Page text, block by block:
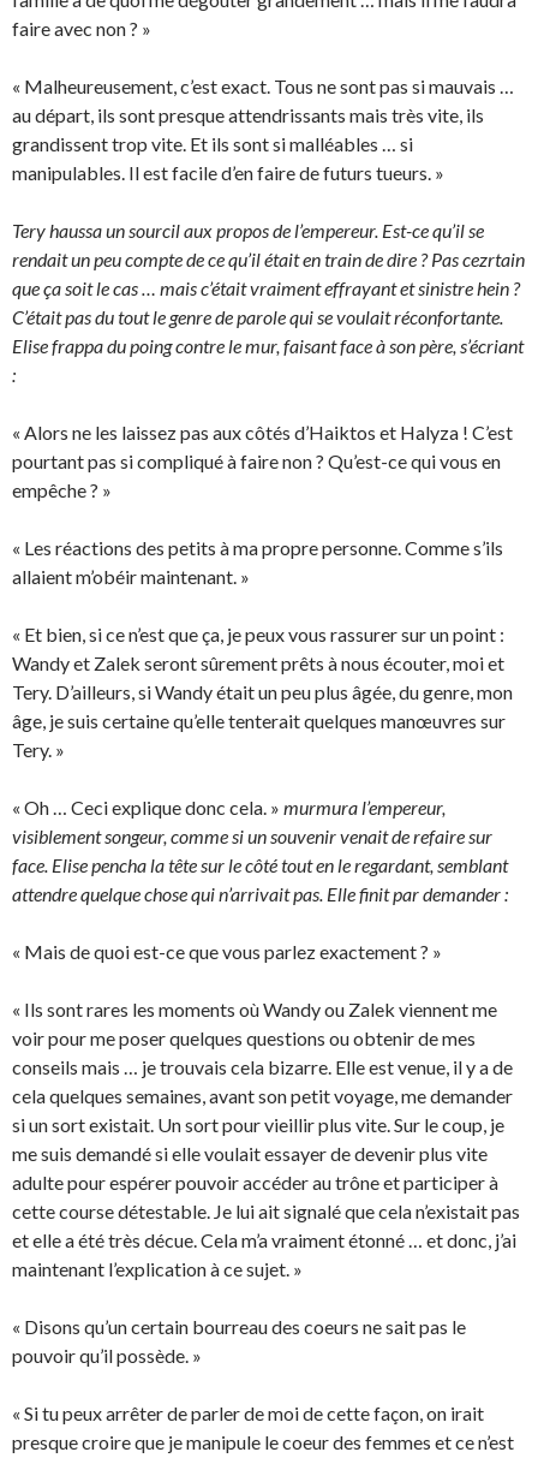
faire avec non ? »
« Malheureusement, c’est exact. Tous ne sont pas si mauvais …
au départ, ils sont presque attendrissants mais très vite, ils
grandissent trop vite. Et ils sont si malléables … si
manipulables. Il est facile d’en faire de futurs tueurs. »
Tery haussa un sourcil aux propos de l’empereur. Est-ce qu’il se
rendait un peu compte de ce qu’il était en train de dire ? Pas cezrtain
que ça soit le cas … mais c’était vraiment effrayant et sinistre hein ?
C’était pas du tout le genre de parole qui se voulait réconfortante.
Elise frappa du poing contre le mur, faisant face à son père, s’écriant
:
« Alors ne les laissez pas aux côtés d’Haiktos et Halyza ! C’est
pourtant pas si compliqué à faire non ? Qu’est-ce qui vous en
empêche ? »
« Les réactions des petits à ma propre personne. Comme s’ils
allaient m’obéir maintenant. »
« Et bien, si ce n’est que ça, je peux vous rassurer sur un point :
Wandy et Zalek seront sûrement prêts à nous écouter, moi et
Tery. D’ailleurs, si Wandy était un peu plus âgée, du genre, mon
âge, je suis certaine qu’elle tenterait quelques manœuvres sur
Tery. »
« Oh … Ceci explique donc cela. » murmura l’empereur,
visiblement songeur, comme si un souvenir venait de refaire sur
face. Elise pencha la tête sur le côté tout en le regardant, semblant
attendre quelque chose qui n’arrivait pas. Elle finit par demander :
« Mais de quoi est-ce que vous parlez exactement ? »
« Ils sont rares les moments où Wandy ou Zalek viennent me
voir pour me poser quelques questions ou obtenir de mes
conseils mais … je trouvais cela bizarre. Elle est venue, il y a de
cela quelques semaines, avant son petit voyage, me demander
si un sort existait. Un sort pour vieillir plus vite. Sur le coup, je
me suis demandé si elle voulait essayer de devenir plus vite
adulte pour espérer pouvoir accéder au trône et participer à
cette course détestable. Je lui ait signalé que cela n’existait pas
et elle a été très décue. Cela m’a vraiment étonné … et donc, j’ai
maintenant l’explication à ce sujet. »
« Disons qu’un certain bourreau des coeurs ne sait pas le
pouvoir qu’il possède. »
« Si tu peux arrêter de parler de moi de cette façon, on irait
presque croire que je manipule le coeur des femmes et ce n’est